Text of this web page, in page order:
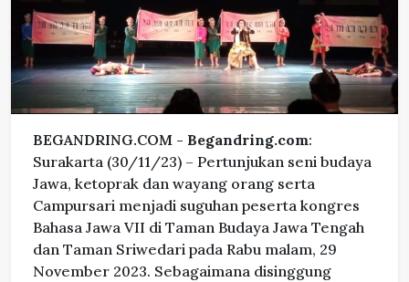
BEGANDRING.COM - Begandring.com:
Surakarta (30/11/23) – Pertunjukan seni budaya
Jawa, ketoprak dan wayang orang serta
Campursari menjadi suguhan peserta kongres
Bahasa Jawa VII di Taman Budaya Jawa Tengah
dan Taman Sriwedari pada Rabu malam, 29
November 2023. Sebagaimana disinggung